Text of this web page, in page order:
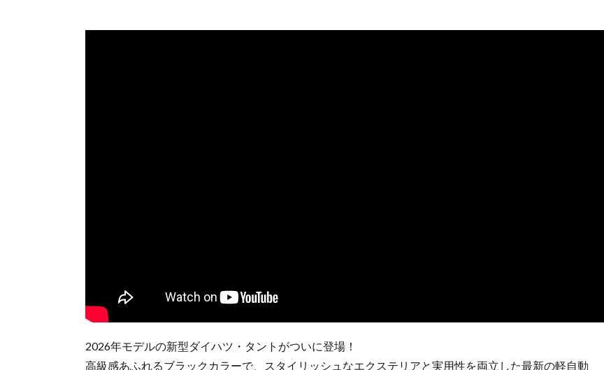
2026年モデルの新型ダイハツ・タントがついに登場！
高級感あふれるブラックカラーで、スタイリッシュなエクステリアと実用性を両立した最新の軽自動